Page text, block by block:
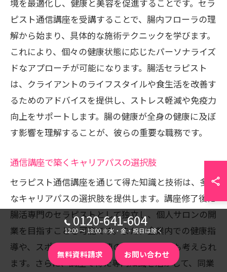
境を最適化し、健康と美容を促進することです。セラ
ピスト通信講座を受講することで、腸内フローラの理
解から始まり、具体的な施術テクニックを学びます。
これにより、個々の健康状態に応じたパーソナライズ
ドなアプローチが可能になります。腸活セラピスト
は、クライアントのライフスタイルや食生活を改善す
るためのアドバイスを提供し、ストレス軽減や免疫力
向上をサポートします。腸の健康が全身の健康に及ぼ
す影響を理解することが、彼らの重要な職務です。
通信講座で築くキャリアパスの選択肢
セラピスト通信講座を通じて得た知識と技術は、多様
なキャリアパスの選択肢を提供します。講座修了後に
腸活専門のセラピストとして独立し、個人サロンの開
業を目指すことも可能です。また、企業内での健康指
導や、スポーツや美容関連の施設での勤務も考えられ
ます。さらに、講座で得た専門知識を活かして、同業
0120-641-604
12:00 〜 18:00 ※水・金・祝日は除く
無料資料請求 お問い合わせ